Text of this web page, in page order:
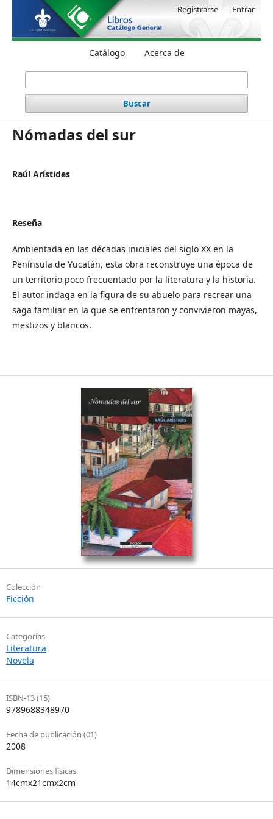
Catálogo Acerca de
Buscar
Registrarse Entrar
Nómadas del sur
Raúl Arístides
Reseña
Ambientada en las décadas iniciales del siglo XX en la
Península de Yucatán, esta obra reconstruye una época de
un territorio poco frecuentado por la literatura y la historia.
El autor indaga en la figura de su abuelo para recrear una
saga familiar en la que se enfrentaron y convivieron mayas,
mestizos y blancos.
Colección
Ficción
Categorías
Literatura
Novela
ISBN-13 (15)
9789688348970
Fecha de publicación (01)
2008
Dimensiones físicas
14cmx21cmx2cm